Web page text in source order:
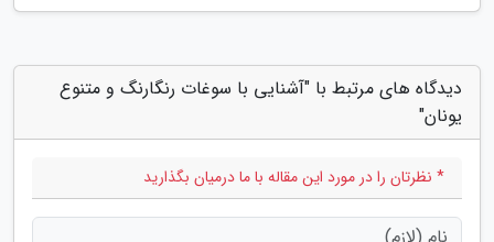
دیدگاه های مرتبط با "آشنایی با سوغات رنگارنگ و متنوع
یونان"
* نظرتان را در مورد این مقاله با ما درمیان بگذارید